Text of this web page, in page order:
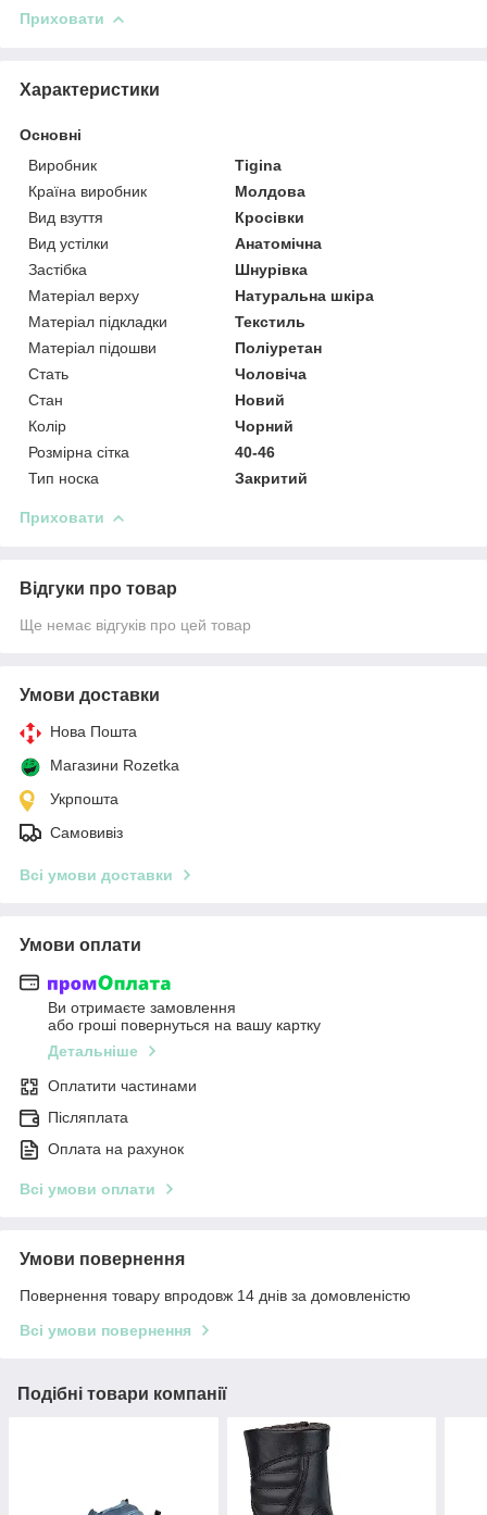
Приховати
Характеристики
Основні
Виробник
Tigina
Країна виробник
Молдова
Вид взуття
Кросівки
Вид устілки
Анатомічна
Застібка
Шнурівка
Матеріал верху
Натуральна шкіра
Матеріал підкладки
Текстиль
Матеріал підошви
Поліуретан
Стать
Чоловіча
Стан
Новий
Колір
Чорний
Розмірна сітка
40-46
Тип носка
Закритий
Приховати
Відгуки про товар
Ще немає відгуків про цей товар
Умови доставки
Нова Пошта
Магазини Rozetka
Укрпошта
Самовивіз
Всі умови доставки
Умови оплати
Ви отримаєте замовлення
або гроші повернуться на вашу картку
Детальніше
Оплатити частинами
Післяплата
Оплата на рахунок
Всі умови оплати
Умови повернення
Повернення товару впродовж 14 днів за домовленістю
Всі умови повернення
Подібні товари компанії